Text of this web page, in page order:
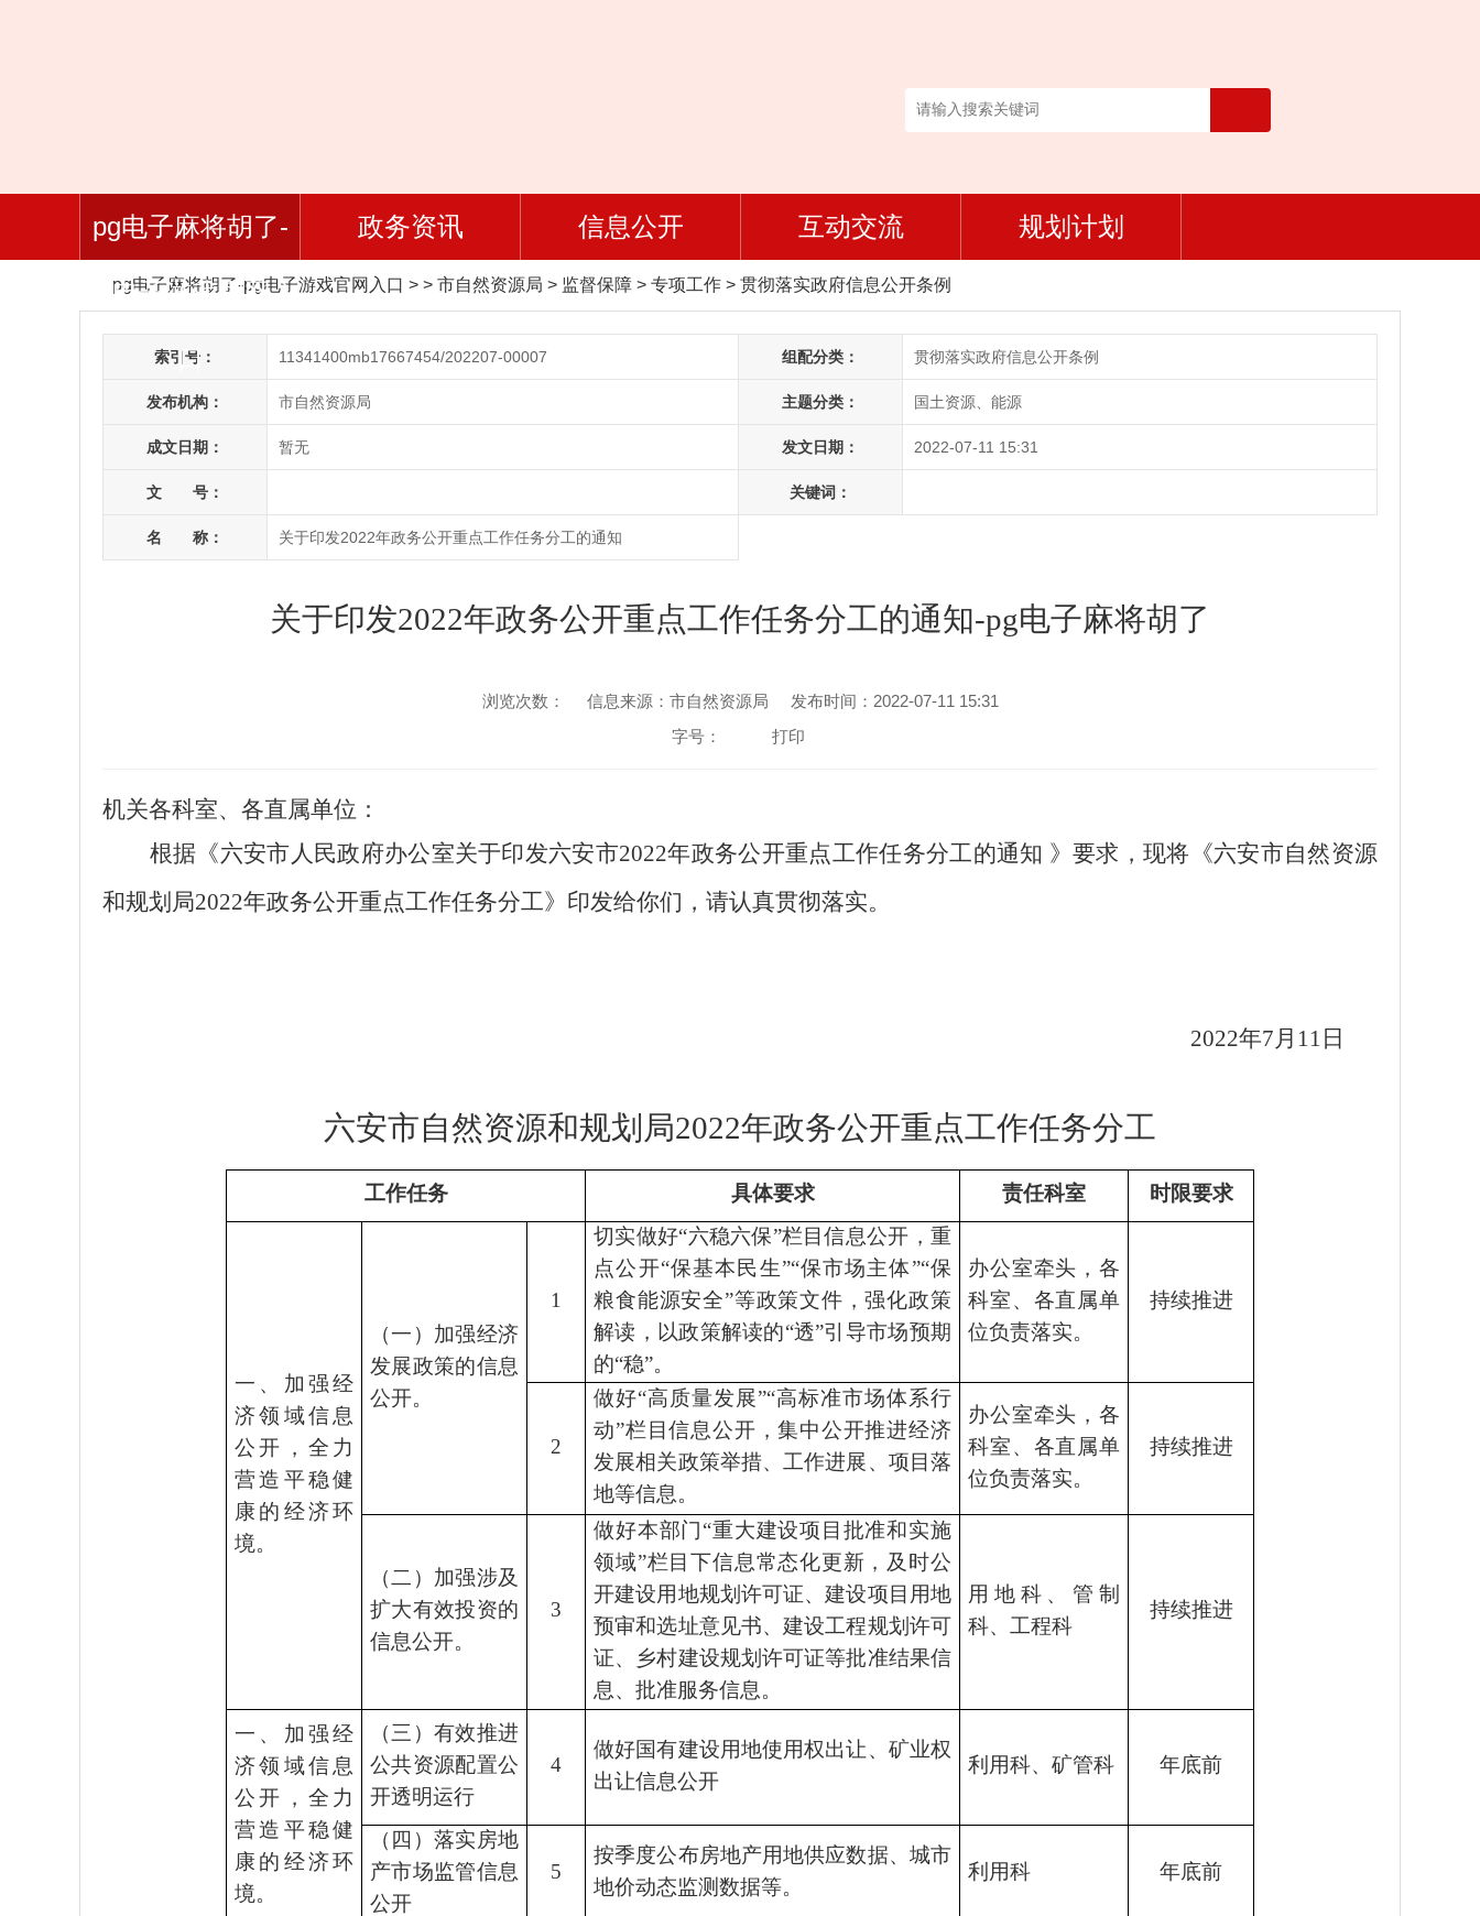
pg电子麻将胡了-
pg电子游戏官网入
口
政务资讯 信息公开 互动交流 规划计划
pg电子麻将胡了-pg电子游戏官网入口 > > 市自然资源局 > 监督保障 > 专项工作 > 贯彻落实政府信息公开条例
索引号： 11341400mb17667454/202207-00007 组配分类： 贯彻落实政府信息公开条例
发布机构： 市自然资源局 主题分类： 国土资源、能源
成文日期： 暂无 发文日期： 2022-07-11 15:31
文 号： 关键词：
名 称： 关于印发2022年政务公开重点工作任务分工的通知
关于印发2022年政务公开重点工作任务分工的通知-pg电子麻将胡了
浏览次数： 信息来源：市自然资源局
发布时间：2022-07-11 15:31
字号：
打印
机关各科室、各直属单位：
根据《六安市人民政府办公室关于印发六安市2022年政务公开重点工作任务分工的通知 》要求，现将《六安市自然资源
和规划局2022年政务公开重点工作任务分工》印发给你们，请认真贯彻落实。
2022年7月11日
六安市自然资源和规划局2022年政务公开重点工作任务分工
工作任务 具体要求 责任科室 时限要求
一、加强经
济领域信息
公开，全力
营造平稳健
康的经济环
境。
（一）加强经济
发展政策的信息
公开。
1
切实做好“六稳六保”栏目信息公开，重
点公开“保基本民生”“保市场主体”“保
粮食能源安全”等政策文件，强化政策
解读，以政策解读的“透”引导市场预期
的“稳”。
办公室牵头，各
科室、各直属单
位负责落实。
持续推进
2
做好“高质量发展”“高标准市场体系行
动”栏目信息公开，集中公开推进经济
发展相关政策举措、工作进展、项目落
地等信息。
办公室牵头，各
科室、各直属单
位负责落实。
持续推进
（二）加强涉及
扩大有效投资的
信息公开。
3
做好本部门“重大建设项目批准和实施
领域”栏目下信息常态化更新，及时公
开建设用地规划许可证、建设项目用地
预审和选址意见书、建设工程规划许可
证、乡村建设规划许可证等批准结果信
息、批准服务信息。
用地科、管制
科、工程科
持续推进
一、加强经
济领域信息
公开，全力
营造平稳健
康的经济环
境。
（三）有效推进
公共资源配置公
开透明运行
4
做好国有建设用地使用权出让、矿业权
出让信息公开
利用科、矿管科 年底前
（四）落实房地
产市场监管信息
公开
5
按季度公布房地产用地供应数据、城市
地价动态监测数据等。
利用科 年底前